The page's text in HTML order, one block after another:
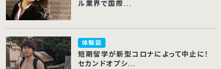
ル業界で国際...
体験談
短期留学が新型コロナによって中止に！
セカンドオプシ...